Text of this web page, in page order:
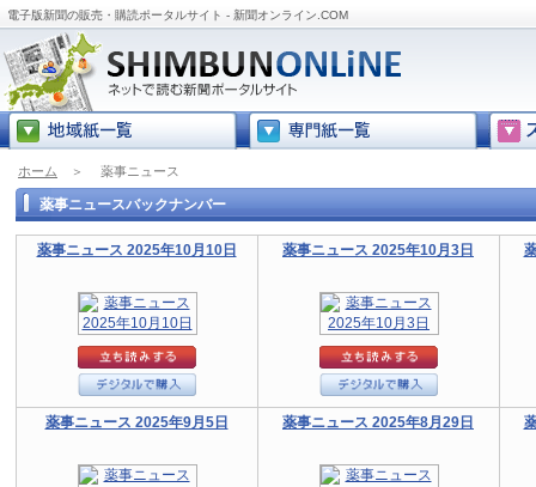
電子版新聞の販売・購読ポータルサイト - 新聞オンライン.COM
ホーム ＞ 薬事ニュース
薬事ニュースバックナンバー
薬事ニュース 2025年10月10日 薬事ニュース 2025年10月3日
薬事ニュース 2025年9月5日 薬事ニュース 2025年8月29日